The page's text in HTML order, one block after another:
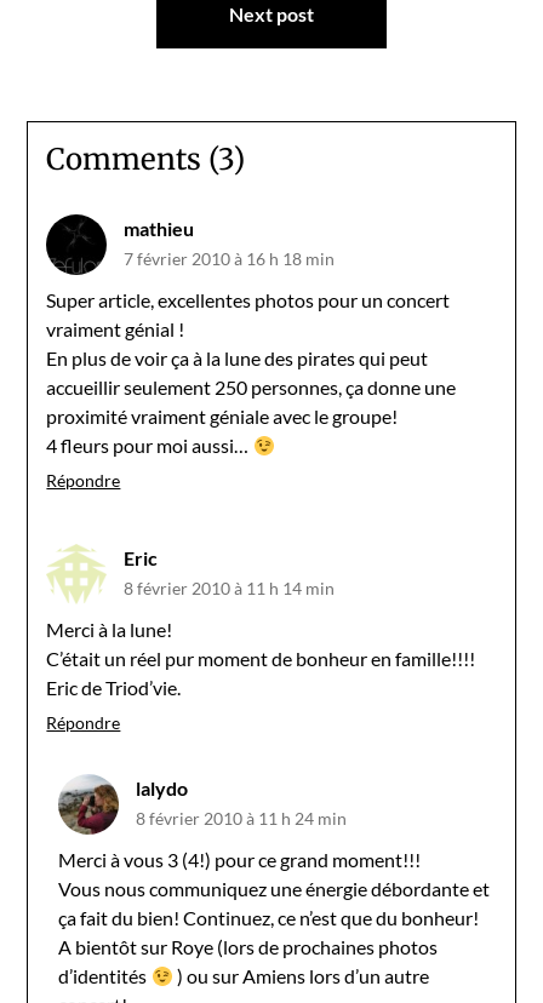
Next post
Comments (3)
mathieu
7 février 2010 à 16 h 18 min
Super article, excellentes photos pour un concert
vraiment génial !
En plus de voir ça à la lune des pirates qui peut
accueillir seulement 250 personnes, ça donne une
proximité vraiment géniale avec le groupe!
4 fleurs pour moi aussi…
Répondre
Eric
8 février 2010 à 11 h 14 min
Merci à la lune!
C’était un réel pur moment de bonheur en famille!!!!
Eric de Triod’vie.
Répondre
lalydo
8 février 2010 à 11 h 24 min
Merci à vous 3 (4!) pour ce grand moment!!!
Vous nous communiquez une énergie débordante et
ça fait du bien! Continuez, ce n’est que du bonheur!
A bientôt sur Roye (lors de prochaines photos
d’identités
) ou sur Amiens lors d’un autre